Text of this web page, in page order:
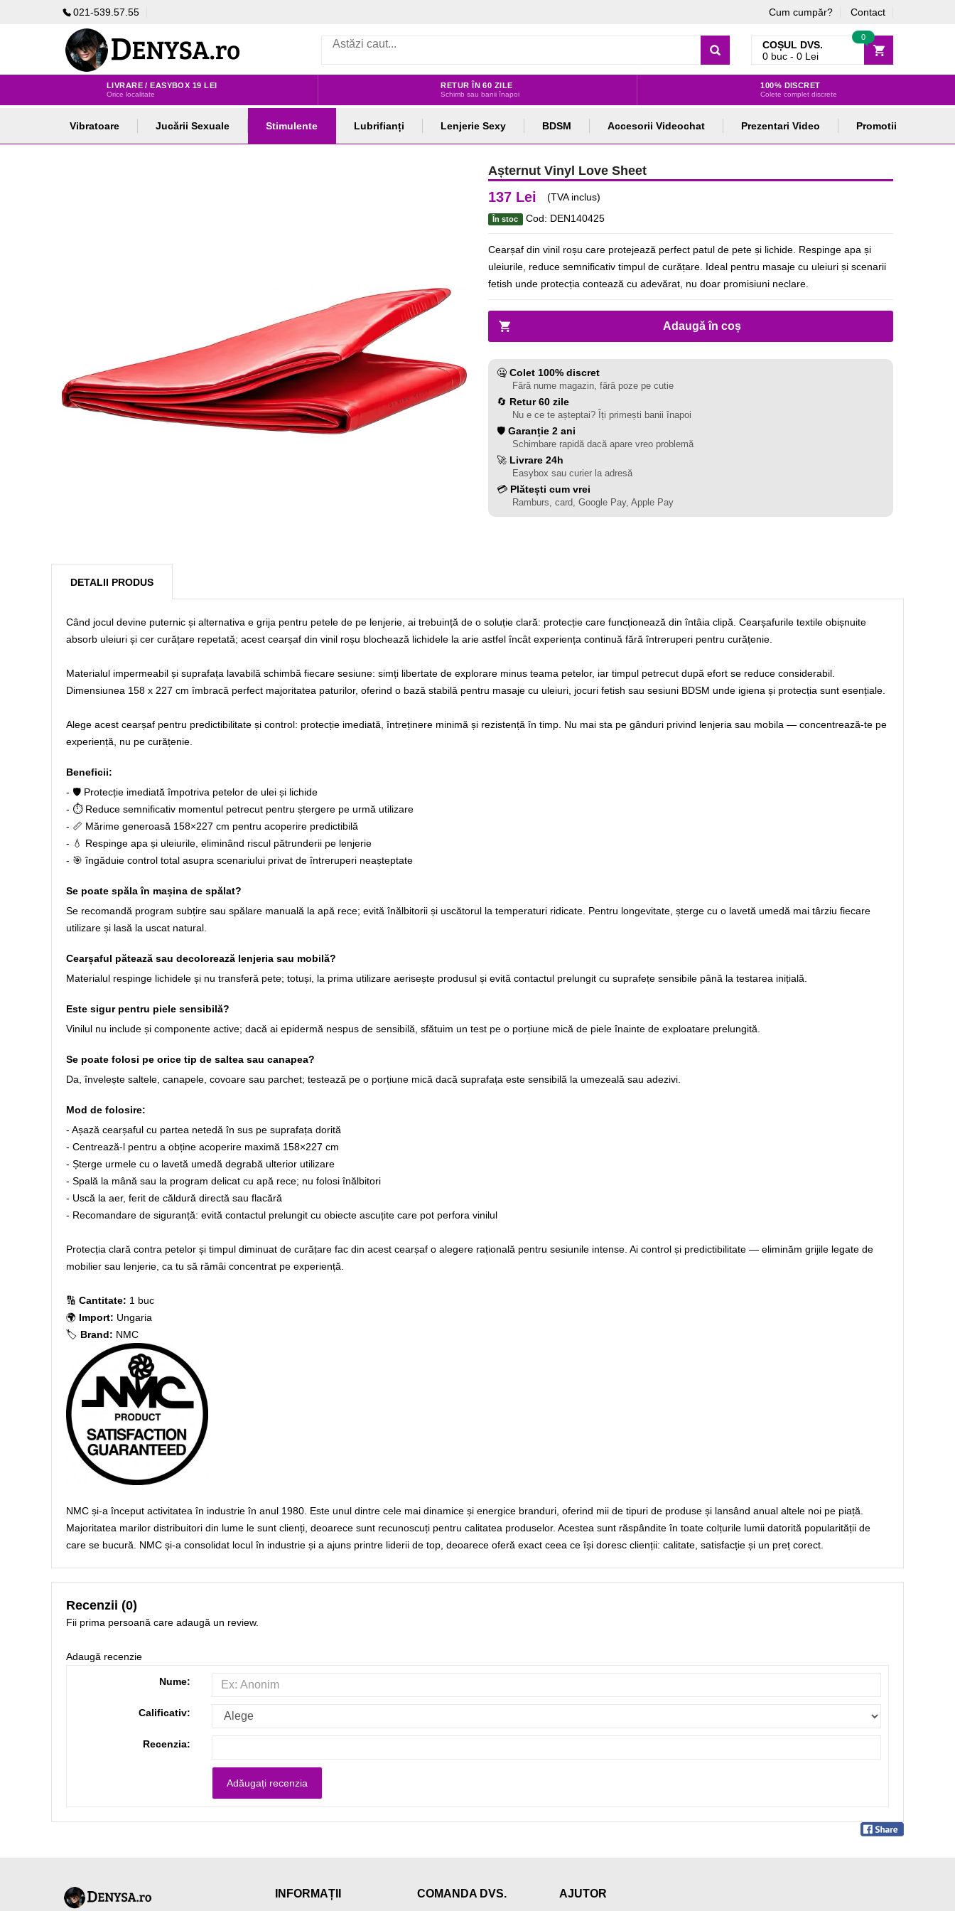
021-539.57.55 Cum cumpăr? Contact
COȘUL DVS.
0 buc - 0 Lei
0
LIVRARE / EASYBOX 19 LEI
Orice localitate
RETUR ÎN 60 ZILE
Schimb sau banii înapoi
100% DISCRET
Colete complet discrete
Vibratoare Jucării Sexuale Stimulente Lubrifianți Lenjerie Sexy BDSM Accesorii Videochat Prezentari Video Promotii
Așternut Vinyl Love Sheet
137 Lei (TVA inclus)
În stoc Cod: DEN140425
Cearșaf din vinil roșu care protejează perfect patul de pete și lichide. Respinge apa și
uleiurile, reduce semnificativ timpul de curățare. Ideal pentru masaje cu uleiuri și scenarii
fetish unde protecția contează cu adevărat, nu doar promisiuni neclare.
Adaugă în coș
🤐 Colet 100% discret
Fără nume magazin, fără poze pe cutie
🔄 Retur 60 zile
Nu e ce te așteptai? Îți primești banii înapoi
🛡️ Garanție 2 ani
Schimbare rapidă dacă apare vreo problemă
🚀 Livrare 24h
Easybox sau curier la adresă
💳 Plătești cum vrei
Ramburs, card, Google Pay, Apple Pay
DETALII PRODUS
Când jocul devine puternic și alternativa e grija pentru petele de pe lenjerie, ai trebuință de o soluție clară: protecție care funcționează din întâia clipă. Cearșafurile textile obișnuite
absorb uleiuri și cer curățare repetată; acest cearșaf din vinil roșu blochează lichidele la arie astfel încât experiența continuă fără întreruperi pentru curățenie.
Materialul impermeabil și suprafața lavabilă schimbă fiecare sesiune: simți libertate de explorare minus teama petelor, iar timpul petrecut după efort se reduce considerabil.
Dimensiunea 158 x 227 cm îmbracă perfect majoritatea paturilor, oferind o bază stabilă pentru masaje cu uleiuri, jocuri fetish sau sesiuni BDSM unde igiena și protecția sunt esențiale.
Alege acest cearșaf pentru predictibilitate și control: protecție imediată, întreținere minimă și rezistență în timp. Nu mai sta pe gânduri privind lenjeria sau mobila — concentrează-te pe
experiență, nu pe curățenie.
Beneficii:
- 🛡️ Protecție imediată împotriva petelor de ulei și lichide
- ⏱️ Reduce semnificativ momentul petrecut pentru ștergere pe urmă utilizare
- 📏 Mărime generoasă 158×227 cm pentru acoperire predictibilă
- 💧 Respinge apa și uleiurile, eliminând riscul pătrunderii pe lenjerie
- 🎯 îngăduie control total asupra scenariului privat de întreruperi neașteptate
Se poate spăla în mașina de spălat?
Se recomandă program subțire sau spălare manuală la apă rece; evită înălbitorii și uscătorul la temperaturi ridicate. Pentru longevitate, șterge cu o lavetă umedă mai târziu fiecare
utilizare și lasă la uscat natural.
Cearșaful pătează sau decolorează lenjeria sau mobilă?
Materialul respinge lichidele și nu transferă pete; totuși, la prima utilizare aerisește produsul și evită contactul prelungit cu suprafețe sensibile până la testarea inițială.
Este sigur pentru piele sensibilă?
Vinilul nu include și componente active; dacă ai epidermă nespus de sensibilă, sfătuim un test pe o porțiune mică de piele înainte de exploatare prelungită.
Se poate folosi pe orice tip de saltea sau canapea?
Da, învelește saltele, canapele, covoare sau parchet; testează pe o porțiune mică dacă suprafața este sensibilă la umezeală sau adezivi.
Mod de folosire:
- Așază cearșaful cu partea netedă în sus pe suprafața dorită
- Centrează-l pentru a obține acoperire maximă 158×227 cm
- Șterge urmele cu o lavetă umedă degrabă ulterior utilizare
- Spală la mână sau la program delicat cu apă rece; nu folosi înălbitori
- Uscă la aer, ferit de căldură directă sau flacără
- Recomandare de siguranță: evită contactul prelungit cu obiecte ascuțite care pot perfora vinilul
Protecția clară contra petelor și timpul diminuat de curățare fac din acest cearșaf o alegere rațională pentru sesiunile intense. Ai control și predictibilitate — eliminăm grijile legate de
mobilier sau lenjerie, ca tu să rămâi concentrat pe experiență.
🔢 Cantitate: 1 buc
🌍 Import: Ungaria
🏷️ Brand: NMC
NMC și-a început activitatea în industrie în anul 1980. Este unul dintre cele mai dinamice și energice branduri, oferind mii de tipuri de produse și lansând anual altele noi pe piață.
Majoritatea marilor distribuitori din lume le sunt clienți, deoarece sunt recunoscuți pentru calitatea produselor. Acestea sunt răspândite în toate colțurile lumii datorită popularității de
care se bucură. NMC și-a consolidat locul în industrie și a ajuns printre liderii de top, deoarece oferă exact ceea ce își doresc clienții: calitate, satisfacție și un preț corect.
Recenzii (0)
Fii prima persoană care adaugă un review.
Adaugă recenzie
Nume:
Calificativ:
Recenzia:
INFORMAȚII COMANDA DVS. AJUTOR